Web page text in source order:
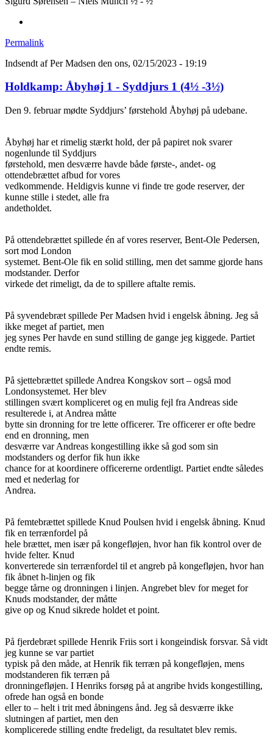
Permalink
Indsendt afPer Madsen den ons, 02/15/2023 - 19:19
Holdkamp: Åbyhøj 1 - Syddjurs 1 (4½ -3½)
Den 9. februar mødte Syddjurs’ førstehold Åbyhøj på udebane.
Åbyhøj har et rimelig stærkt hold, der på papiret nok svarer
nogenlunde til Syddjurs
førstehold, men desværre havde både første-, andet- og
ottendebrættet afbud for vores
vedkommende. Heldigvis kunne vi finde tre gode reserver, der
kunne stille i stedet, alle fra
andetholdet.
På ottendebrættet spillede én af vores reserver, Bent-Ole Pedersen,
sort mod London
systemet. Bent-Ole fik en solid stilling, men det samme gjorde hans
modstander. Derfor
virkede det rimeligt, da de to spillere aftalte remis.
På syvendebræt spillede Per Madsen hvid i engelsk åbning. Jeg så
ikke meget af partiet, men
jeg synes Per havde en sund stilling de gange jeg kiggede. Partiet
endte remis.
På sjettebrættet spillede Andrea Kongskov sort – også mod
Londonsystemet. Her blev
stillingen svært kompliceret og en mulig fejl fra Andreas side
resulterede i, at Andrea måtte
bytte sin dronning for tre lette officerer. Tre officerer er ofte bedre
end en dronning, men
desværre var Andreas kongestilling ikke så god som sin
modstanders og derfor fik hun ikke
chance for at koordinere officererne ordentligt. Partiet endte således
med et nederlag for
Andrea.
På femtebrættet spillede Knud Poulsen hvid i engelsk åbning. Knud
fik en terrænfordel på
hele brættet, men især på kongefløjen, hvor han fik kontrol over de
hvide felter. Knud
konverterede sin terrænfordel til et angreb på kongefløjen, hvor han
fik åbnet h-linjen og fik
begge tårne og dronningen i linjen. Angrebet blev for meget for
Knuds modstander, der måtte
give op og Knud sikrede holdet et point.
På fjerdebræt spillede Henrik Friis sort i kongeindisk forsvar. Så vidt
jeg kunne se var partiet
typisk på den måde, at Henrik fik terræn på kongefløjen, mens
modstanderen fik terræn på
dronningefløjen. I Henriks forsøg på at angribe hvids kongestilling,
ofrede han også en bonde
eller to – helt i trit med åbningens ånd. Jeg så desværre ikke
slutningen af partiet, men den
komplicerede stilling endte fredeligt, da resultatet blev remis.